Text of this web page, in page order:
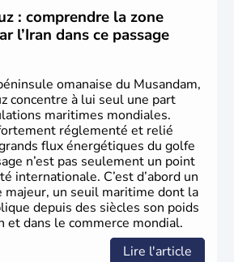
: comprendre la zone
l’Iran dans ce passage
omanaise du Musandam,
concentre à lui seul une part
maritimes mondiales.
réglementé et relié
flux énergétiques du golfe
n’est pas seulement un point
internationale. C’est d’abord un
majeur, un seuil maritime dont la
depuis des siècles son poids
et dans le commerce mondial.
Lire l'article